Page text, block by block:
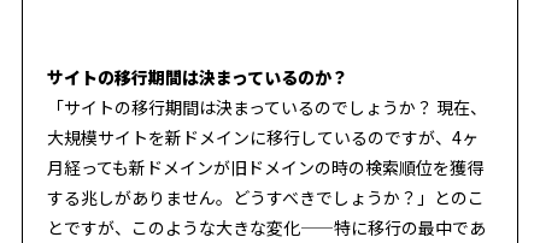
サイトの移行期間は決まっているのか？
「サイトの移行期間は決まっているのでしょうか？ 現在、
大規模サイトを新ドメインに移行しているのですが、4ヶ
月経っても新ドメインが旧ドメインの時の検索順位を獲得
する兆しがありません。どうすべきでしょうか？」とのこ
とですが、このような大きな変化——特に移行の最中であ